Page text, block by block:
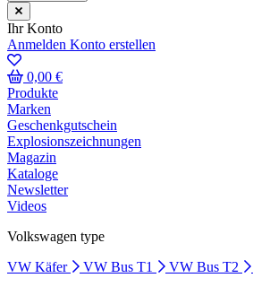
Ihr Konto
Anmelden Konto erstellen
0,00 €
Produkte
Marken
Geschenkgutschein
Explosionszeichnungen
Magazin
Kataloge
Newsletter
Videos
Volkswagen type
VW Käfer
VW Bus T1 VW Bus T2